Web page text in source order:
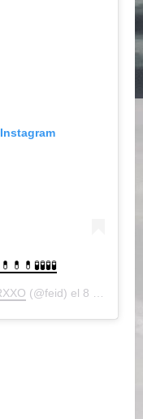
(@feid) el 8 Jun, 2020 a las 11:29 PDT